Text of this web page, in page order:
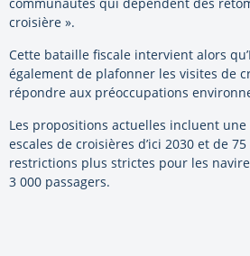
croisière ».
Cette bataille fiscale intervient alors
également de plafonner les visites de
répondre aux préoccupations
Les propositions actuelles incluent
escales de croisières d’ici 2030 et de 75
restrictions plus strictes pour les
3 000 passagers.